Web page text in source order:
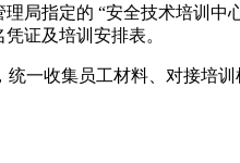
局指定的 “安全技术培训
证及培训安排表。
一收集员工材料、对接培